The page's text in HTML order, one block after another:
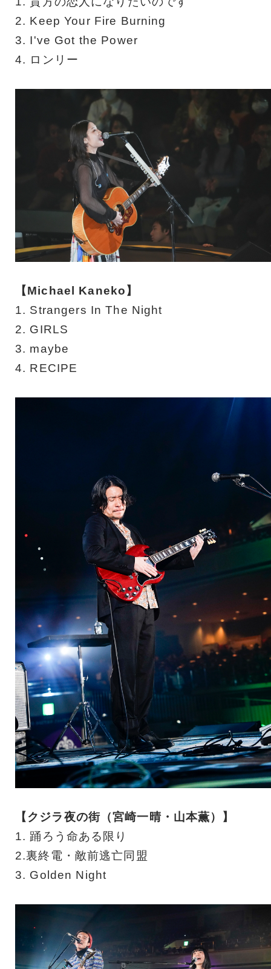
2. Keep Your Fire Burning
3. I've Got the Power
4. ロンリー
【Michael Kaneko】
1. Strangers In The Night
2. GIRLS
3. maybe
4. RECIPE
【クジラ夜の街（宮崎一晴・山本薫）】
1. 踊ろう命ある限り
2.裏終電・敵前逃亡同盟
3. Golden Night